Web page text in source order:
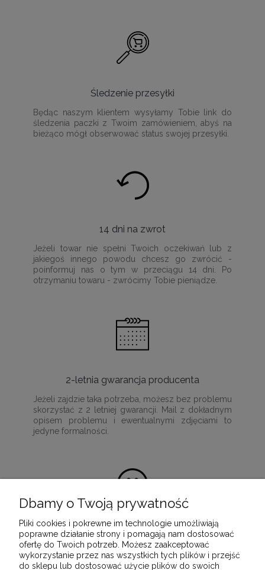
Śledzenie przesyłki
Będąc naszym klientem wysyłamy Tobie link do
śledzenia paczki z Twoim zamówieniem, abyś na
bieżąco mógł obserwować status swojej przesyłki.
14 dni na zwrot
Jeżeli towar nie spełni Twoich oczekiwań lub z
jakiegoś innego powodu chcesz go zwrócić -
poinformuj nas o tym w przeciągu 14 dni. Po
otrzymaniu towaru - zwrócimy Tobie pieniądze.
2-letnia gwarancja producenta
Jeżeli zajdzie taka potrzeba, możesz bez problemu
skorzystać z 2 letniej gwarancji. Mail z dokładnym
opisem problemu i ewentualnymi zdjęciami to
jedyne formalności.
100% satysfakcji z zakupu
Ponieważ naszą misją jest dostarczenie
wartościowych i wysokiej jakości produktów, które
Dbamy o Twoją prywatność
Pliki cookies i pokrewne im technologie umożliwiają
poprawne działanie strony i pomagają nam dostosować
ofertę do Twoich potrzeb. Możesz zaakceptować
wykorzystanie przez nas wszystkich tych plików i przejść
do sklepu lub dostosować użycie plików do swoich